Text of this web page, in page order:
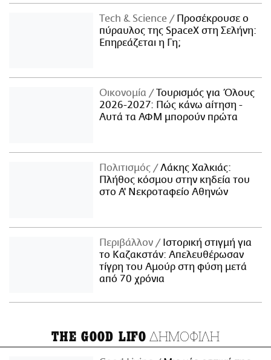
Τech & Science
Προσέκρουσε ο
πύραυλος της SpaceX στη Σελήνη:
Επηρεάζεται η Γη;
Οικονομία
Τουρισμός για Όλους
2026-2027: Πώς κάνω αίτηση -
Αυτά τα ΑΦΜ μπορούν πρώτα
Πολιτισμός
Λάκης Χαλκιάς:
Πλήθος κόσμου στην κηδεία του
στο Α' Νεκροταφείο Αθηνών
Περιβάλλον
Ιστορική στιγμή για
το Καζακστάν: Απελευθέρωσαν
τίγρη του Αμούρ στη φύση μετά
από 70 χρόνια
THE GOOD LIFO ΔΗΜΟΦΙΛΗ